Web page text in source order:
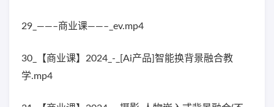
29_——–商业课——–_ev.mp4
30_【商业课】2024_-_[Ai产品]智能换背景融合教
学.mp4